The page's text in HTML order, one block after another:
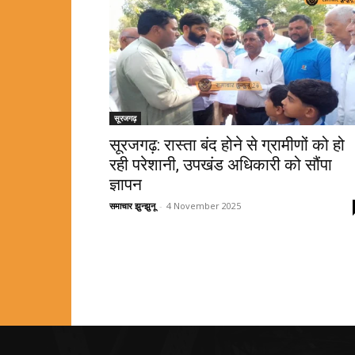
सूरजगढ़
सूरजगढ़: रास्ता बंद होने से ग्रामीणों को हो
रही परेशानी, उपखंड अधिकारी को सौंपा
ज्ञापन
समाचार झुन्झुनू - 4 November 2025